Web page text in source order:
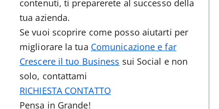
contenuti, ti preparerete al successo della
tua azienda.
Se vuoi scoprire come posso aiutarti per
migliorare la tua Comunicazione e far
Crescere il tuo Business sui Social e non
solo, contattami
RICHIESTA CONTATTO
Pensa in Grande!